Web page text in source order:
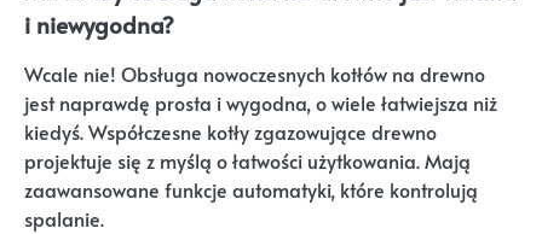
i niewygodna?
Wcale nie! Obsługa nowoczesnych kotłów na drewno
jest naprawdę prosta i wygodna, o wiele łatwiejsza niż
kiedyś. Współczesne kotły zgazowujące drewno
projektuje się z myślą o łatwości użytkowania. Mają
zaawansowane funkcje automatyki, które kontrolują
spalanie.